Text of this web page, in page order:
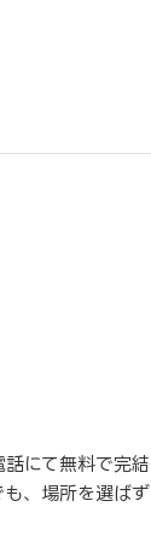
にて無料で完結
も、場所を選ばず